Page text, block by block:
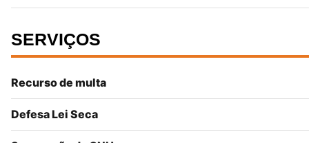
SERVIÇOS
Recurso de multa
Defesa Lei Seca